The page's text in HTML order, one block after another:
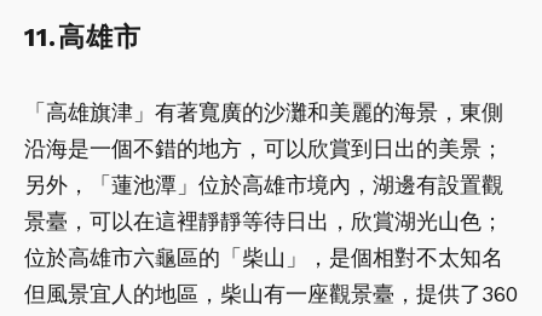
11.高雄市
「高雄旗津」有著寬廣的沙灘和美麗的海景，東側
沿海是一個不錯的地方，可以欣賞到日出的美景；
另外，「蓮池潭」位於高雄市境內，湖邊有設置觀
景臺，可以在這裡靜靜等待日出，欣賞湖光山色；
位於高雄市六龜區的「柴山」，是個相對不太知名
但風景宜人的地區，柴山有一座觀景臺，提供了360